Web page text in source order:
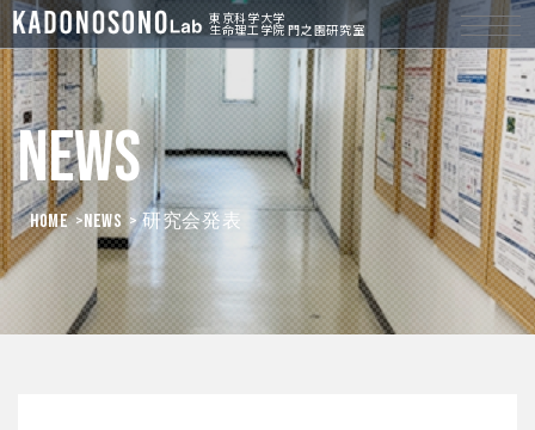
東京科学大学
生命理工学院 門之園研究室
News
HOME >News > 研究会発表